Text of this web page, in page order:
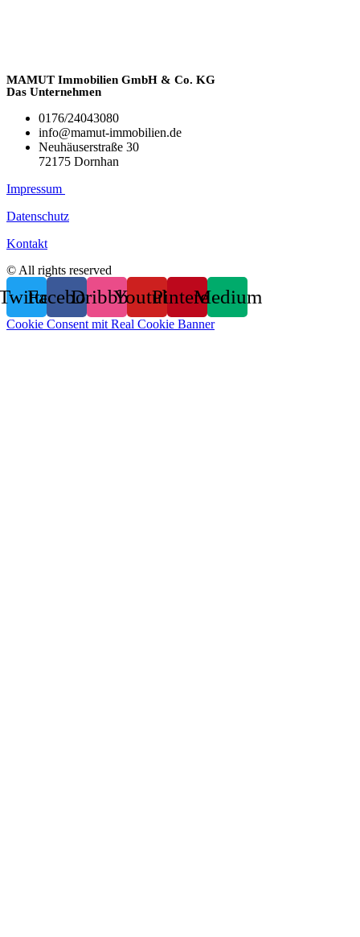
MAMUT Immobilien GmbH & Co. KG
Das Unternehmen
0176/24043080
info@mamut-immobilien.de
Neuhäuserstraße 30
72175 Dornhan
Impressum
Datenschutz
Kontakt
© All rights reserved
FacebookDribbbleYoutubePinterestMedium
Cookie Consent mit Real Cookie Banner